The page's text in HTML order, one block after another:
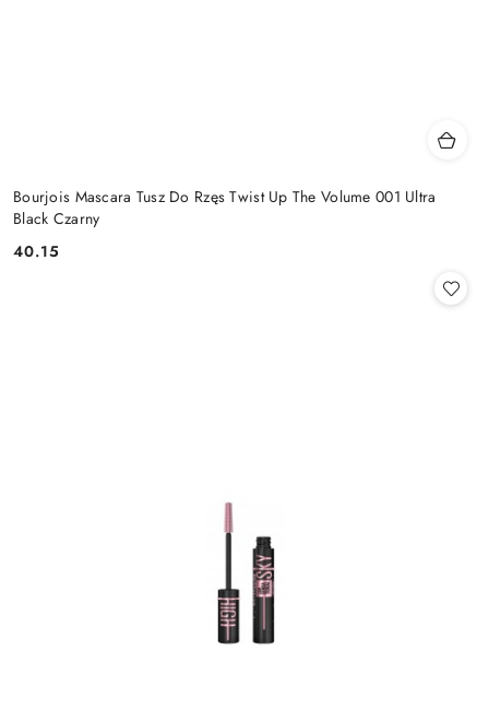
Bourjois Mascara Tusz Do Rzęs Twist Up The Volume 001 Ultra
Black Czarny
Cena:
40.15